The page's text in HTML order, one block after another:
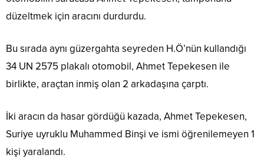
düzeltmek için aracını durdurdu.
Bu sırada aynı güzergahta seyreden H.Ö’nün kullandığı
34 UN 2575 plakalı otomobil, Ahmet Tepekesen ile
birlikte, araçtan inmiş olan 2 arkadaşına çarptı.
İki aracın da hasar gördüğü kazada, Ahmet Tepekesen,
Suriye uyruklu Muhammed Binşi ve ismi öğrenilemeyen 1
kişi yaralandı.